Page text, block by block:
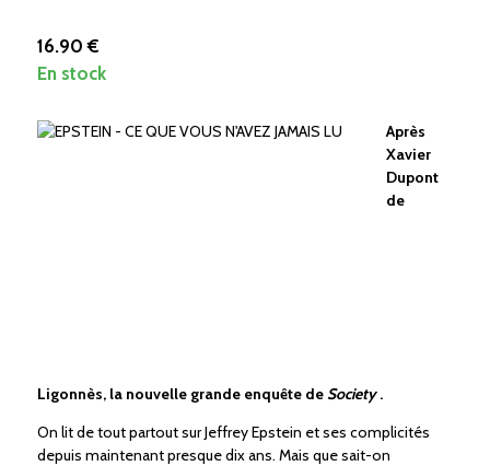
16.90 €
En stock
Après
Xavier
Dupont
de
Ligonnès, la nouvelle grande enquête de Society.
On lit de tout partout sur Jeffrey Epstein et ses complicités
depuis maintenant presque dix ans. Mais que sait-on